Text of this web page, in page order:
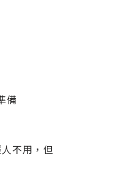
備
不用，但